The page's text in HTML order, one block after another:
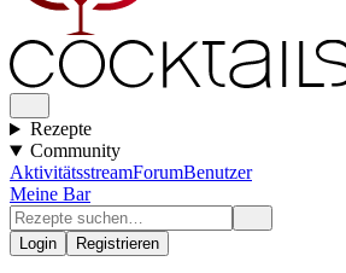
Rezepte
Community
AktivitätsstreamForumBenutzer
Meine Bar
Login Registrieren